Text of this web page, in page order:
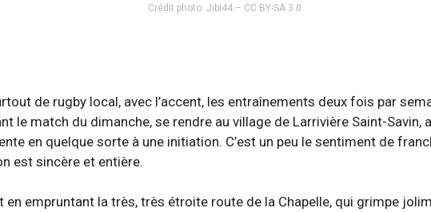
Crédit photo: Jibi44 – CC BY-SA 3.0
de rugby local, avec l’accent, les entraînements deux fois par
le match du dimanche, se rendre au village de Larrivière Saint-Savin,
en quelque sorte à une initiation. C’est un peu le sentiment de
est sincère et entière.
en empruntant la très, très étroite route de la Chapelle, qui grimpe